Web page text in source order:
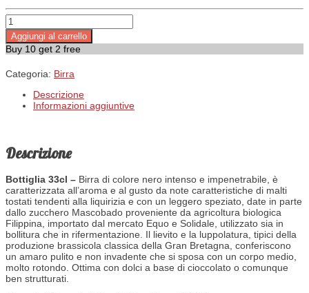
Vor quantità
Aggiungi al carrello
Buy 10 get 2 free
Categoria: Birra
Descrizione
Informazioni aggiuntive
Descrizione
Bottiglia 33cl – Birra di colore nero intenso e impenetrabile, è
caratterizzata all’aroma e al gusto da note caratteristiche di malti
tostati tendenti alla liquirizia e con un leggero speziato, date in parte
dallo zucchero Mascobado proveniente da agricoltura biologica
Filippina, importato dal mercato Equo e Solidale, utilizzato sia in
bollitura che in rifermentazione. Il lievito e la luppolatura, tipici della
produzione brassicola classica della Gran Bretagna, conferiscono
un amaro pulito e non invadente che si sposa con un corpo medio,
molto rotondo. Ottima con dolci a base di cioccolato o comunque
ben strutturati.